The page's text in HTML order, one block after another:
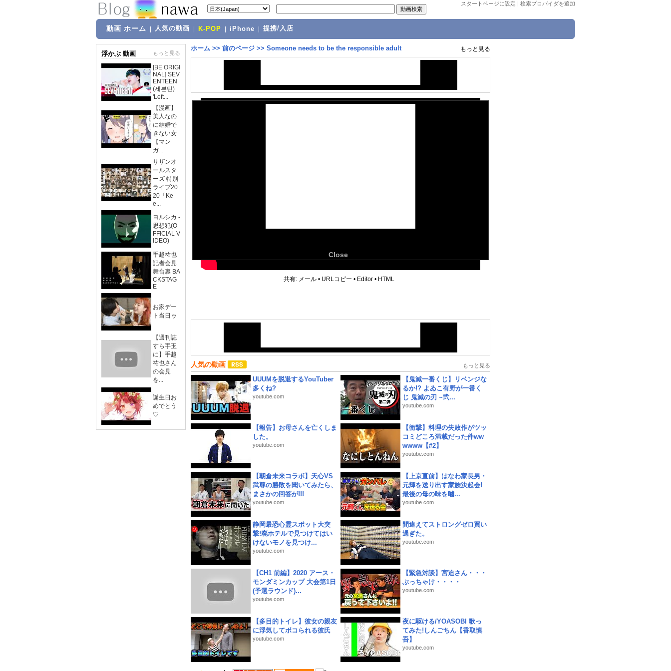
スタートページに設定 | 検索プロバイダを追加
動画 ホーム 人気の動画 K-POP iPhone 提携/入店
浮かぶ 動画 もっと見る
[BE ORIGI
NAL] SEV
ENTEEN
(세븐틴)
'Left...
【漫画】
美人なの
に結婚で
きない女
【マン
ガ...
サザンオ
ールスタ
ーズ 特別
ライブ20
20「Ke
e...
ヨルシカ -
思想犯(O
FFICIAL V
IDEO)
手越祐也
記者会見
舞台裏 BA
CKSTAG
E
お家デー
ト当日ゥ
【週刊誌
すら手玉
に】手越
祐也さん
の会見
を...
誕生日お
めでとう
♡
ホーム >> 前のページ >> Someone needs to be the responsible adult もっと見る
Close
共有: メール • URLコピー • Editor • HTML
人気の動画 もっと見る
UUUMを脱退するYouTuber
多くね?
youtube.com
【鬼滅一番くじ】リベンジな
るか!? よゐこ有野が一番く
じ 鬼滅の刃 ~弐...
youtube.com
【報告】お母さんを亡くしま
した。
youtube.com
【衝撃】料理の失敗作がツッ
コミどころ満載だった件ww
wwww【#2】
youtube.com
【朝倉未来コラボ】天心VS
武尊の勝敗を聞いてみたら、
まさかの回答が!!!
youtube.com
【上京直前】はなわ家長男・
元輝を送り出す家族決起会!
最後の母の味を噛...
youtube.com
静岡最恐心霊スポット大突
撃!廃ホテルで見つけてはい
けないモノを見つけ...
youtube.com
間違えてストロングゼロ買い
過ぎた。
youtube.com
【CH1 前編】2020 アース・
モンダミンカップ 大会第1日
(予選ラウンド)...
youtube.com
【緊急対談】宮迫さん・・・
ぶっちゃけ・・・・
youtube.com
【多目的トイレ】彼女の親友
に浮気してボコられる彼氏
youtube.com
夜に駆ける/YOASOBI 歌っ
てみた!しんごちん【香取慎
吾】
youtube.com